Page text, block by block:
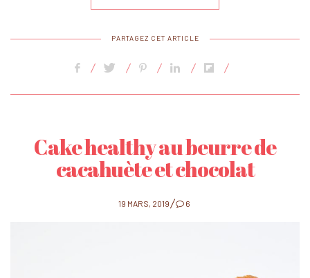
PARTAGEZ CET ARTICLE
Cake healthy au beurre de
cacahuète et chocolat
POSTED
19 MARS, 2019 6